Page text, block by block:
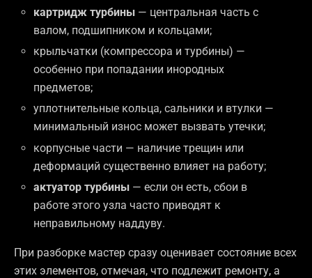
картридж турбины — центральная часть с
валом, подшипником и кольцами;
крыльчатки (компрессора и турбины) —
особенно при попадании инородных
предметов;
уплотнительные кольца, сальники и втулки —
минимальный износ может вызвать утечки;
корпусные части — наличие трещин или
деформаций существенно влияет на работу;
актуатор турбины — если он есть, сбои в
работе этого узла часто приводят к
неправильному наддуву.
При разборке мастер сразу оценивает состояние всех
этих элементов, отмечая, что подлежит ремонту, а